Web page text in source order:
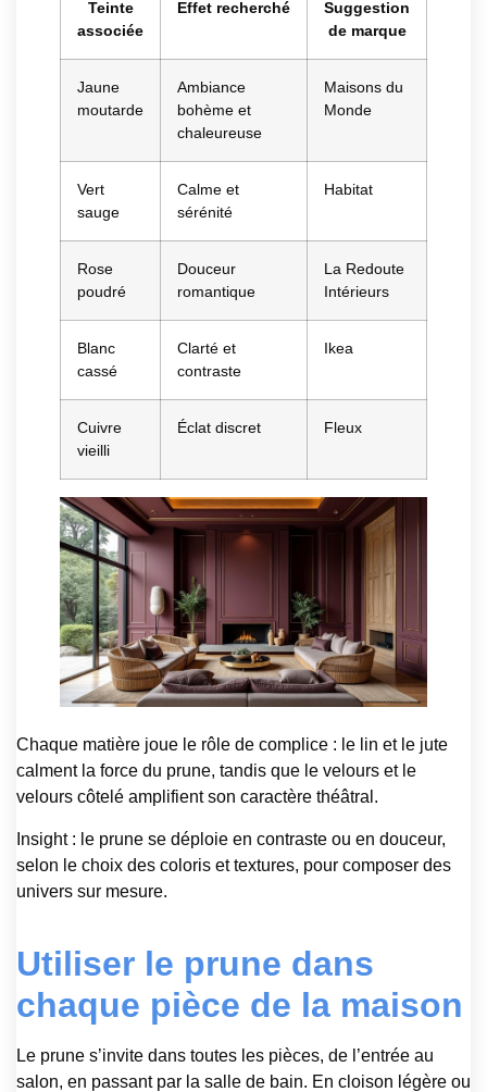
Teinte
associée
Effet recherché
Suggestion
de marque
Jaune
moutarde
Ambiance
bohème et
chaleureuse
Maisons du
Monde
Vert
sauge
Calme et
sérénité
Habitat
Rose
poudré
Douceur
romantique
La Redoute
Intérieurs
Blanc
cassé
Clarté et
contraste
Ikea
Cuivre
vieilli
Éclat discret Fleux
Chaque matière joue le rôle de complice : le lin et le jute
calment la force du prune, tandis que le velours et le
velours côtelé amplifient son caractère théâtral.
Insight : le prune se déploie en contraste ou en douceur,
selon le choix des coloris et textures, pour composer des
univers sur mesure.
Utiliser le prune dans
chaque pièce de la maison
Le prune s’invite dans toutes les pièces, de l’entrée au
salon, en passant par la salle de bain. En cloison légère ou